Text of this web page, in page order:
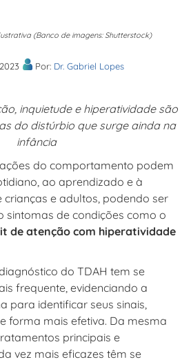
(Banco de imagens: Shutterstock)
Por: Dr. Gabriel Lopes
inquietude e hiperatividade são
do distúrbio que surge ainda na
infância
do comportamento podem
ao aprendizado e à
crianças e adultos, podendo ser
sintomas de condições como o
de atenção com hiperatividade
do TDAH tem se
frequente, evidenciando a
para identificar seus sinais,
forma mais efetiva. Da mesma
principais e
vez mais eficazes têm se